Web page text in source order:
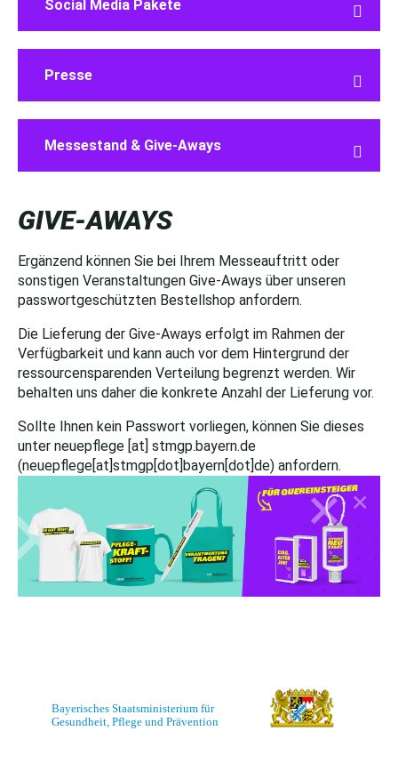

Social Media Pakete

Presse

Messestand & Give-Aways
GIVE-AWAYS
Ergänzend können Sie bei Ihrem Messeauftritt oder
sonstigen Veranstaltungen Give-Aways über unseren
passwortgeschützten Bestellshop anfordern.
Die Lieferung der Give-Aways erfolgt im Rahmen der
Verfügbarkeit und kann auch vor dem Hintergrund der
ressourcensparenden Verteilung begrenzt werden. Wir
behalten uns daher die konkrete Anzahl der Lieferung vor.
Sollte Ihnen kein Passwort vorliegen, können Sie dieses
unter neuepflege [at] stmgp.bayern.de
(neuepflege[at]stmgp[dot]bayern[dot]de) anfordern.